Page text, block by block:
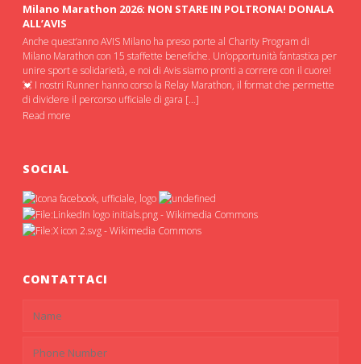
Milano Marathon 2026: NON STARE IN POLTRONA! DONALA
ALL’AVIS
Anche quest’anno AVIS Milano ha preso porte al Charity Program di
Milano Marathon con 15 staffette benefiche. Un’opportunità fantastica per
unire sport e solidarietà, e noi di Avis siamo pronti a correre con il cuore!
💓 I nostri Runner hanno corso la Relay Marathon, il format che permette
di dividere il percorso ufficiale di gara […]
Read more
SOCIAL
CONTATTACI